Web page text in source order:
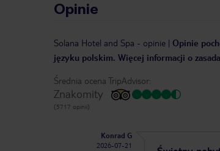
Opinie
Solana Hotel and Spa - opinie | Opinie
języku polskim. Więcej informacji o
Średnia ocena TripAdvisor:
Znakomity
(5717 opinii)
Konrad G
2026-07-21